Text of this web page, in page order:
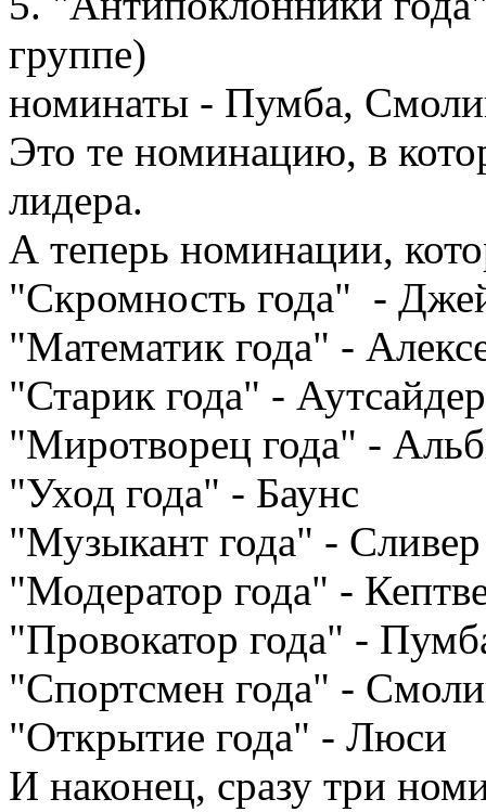
группе)
номинаты - Пумба,
Это те номинацию, в
лидера.
А теперь номинации,
"Скромность года" -
"Математик года" -
"Старик года" - Аутсайдер
"Миротворец года" -
"Уход года" - Баунс
"Музыкант года" - Сливер
"Модератор года" -
"Провокатор года" -
"Спортсмен года" -
"Открытие года" - Люси
И наконец, сразу три